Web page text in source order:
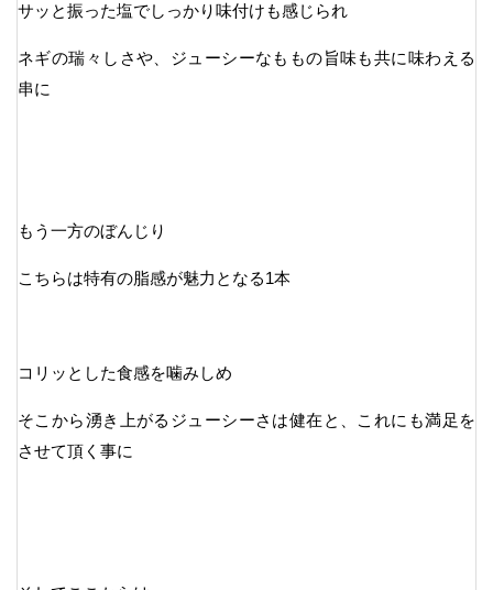
サッと振った塩でしっかり味付けも感じられ
ネギの瑞々しさや、ジューシーなももの旨味も共に味わえる
串に
もう一方のぼんじり
こちらは特有の脂感が魅力となる1本
コリッとした食感を噛みしめ
そこから湧き上がるジューシーさは健在と、これにも満足を
させて頂く事に